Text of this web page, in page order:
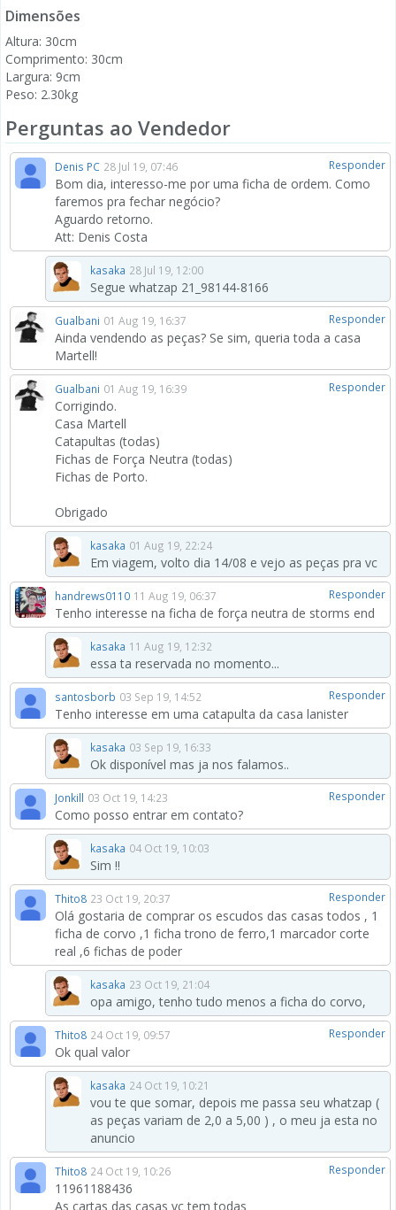
Dimensões
Altura: 30cm
Comprimento: 30cm
Largura: 9cm
Peso: 2.30kg
Perguntas ao Vendedor
Responder
Denis PC 28 Jul 19, 07:46
Bom dia, interesso-me por uma ficha de ordem. Como
faremos pra fechar negócio?
Aguardo retorno.
Att: Denis Costa
kasaka 28 Jul 19, 12:00
Segue whatzap 21_98144-8166
Responder
Gualbani 01 Aug 19, 16:37
Ainda vendendo as peças? Se sim, queria toda a casa
Martell!
Responder
Gualbani 01 Aug 19, 16:39
Corrigindo.
Casa Martell
Catapultas (todas)
Fichas de Força Neutra (todas)
Fichas de Porto.
Obrigado
kasaka 01 Aug 19, 22:24
Em viagem, volto dia 14/08 e vejo as peças pra vc
Responder
handrews0110 11 Aug 19, 06:37
Tenho interesse na ficha de força neutra de storms end
kasaka 11 Aug 19, 12:32
essa ta reservada no momento...
Responder
santosborb 03 Sep 19, 14:52
Tenho interesse em uma catapulta da casa lanister
kasaka 03 Sep 19, 16:33
Ok disponível mas ja nos falamos..
Responder
Jonkill 03 Oct 19, 14:23
Como posso entrar em contato?
kasaka 04 Oct 19, 10:03
Sim !!
Responder
Thito8 23 Oct 19, 20:37
Olá gostaria de comprar os escudos das casas todos , 1
ficha de corvo ,1 ficha trono de ferro,1 marcador corte
real ,6 fichas de poder
kasaka 23 Oct 19, 21:04
opa amigo, tenho tudo menos a ficha do corvo,
Responder
Thito8 24 Oct 19, 09:57
Ok qual valor
kasaka 24 Oct 19, 10:21
vou te que somar, depois me passa seu whatzap (
as peças variam de 2,0 a 5,00 ) , o meu ja esta no
anuncio
Responder
Thito8 24 Oct 19, 10:26
11961188436
As cartas das casas vc tem todas